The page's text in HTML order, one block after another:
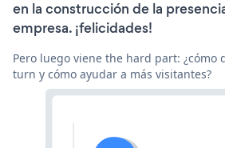
en la construcción de la
empresa. ¡felicidades!
Pero luego viene the hard part: ¿cómo
turn y cómo ayudar a más visitantes?